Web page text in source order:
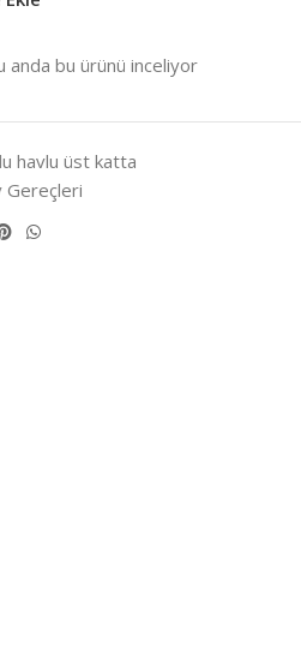
anda bu ürünü inceliyor
havlu üst katta
Gereçleri